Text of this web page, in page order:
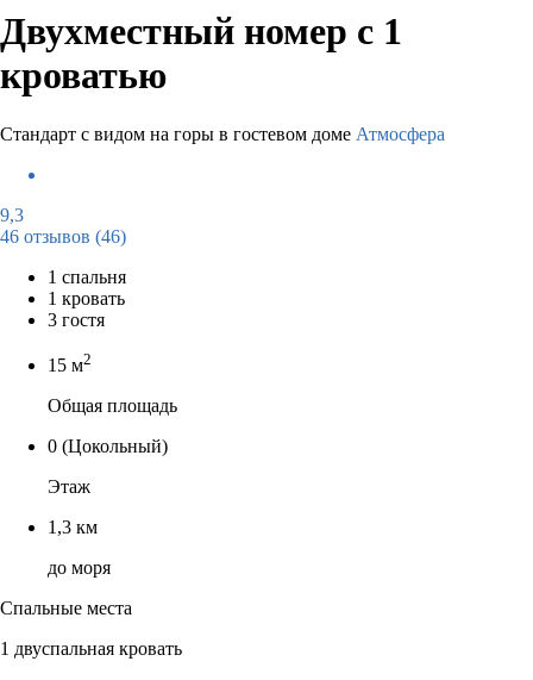
Двухместный номер с 1
кроватью
Стандарт с видом на горы в гостевом доме Атмосфера
9,3
46 отзывов (46)
1 спальня
1 кровать
3 гостя
15 м2
Общая площадь
0 (Цокольный)
Этаж
1,3 км
до моря
Спальные места
1 двуспальная кровать